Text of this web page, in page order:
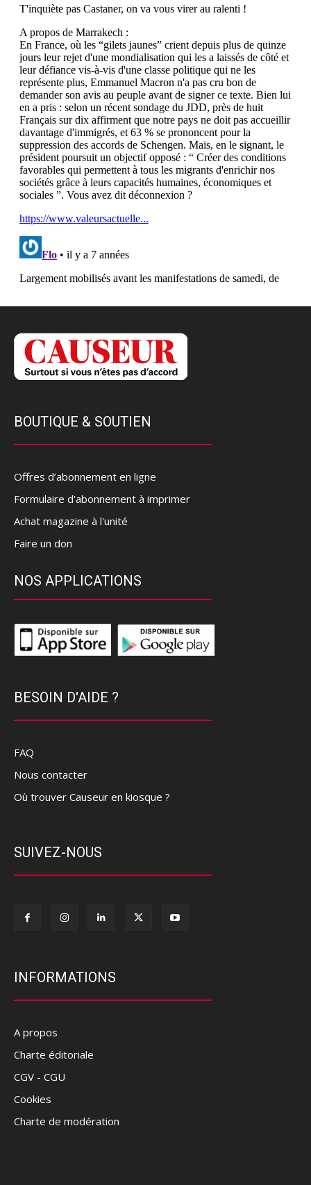
BOUTIQUE & SOUTIEN
Offres d’abonnement en ligne
Formulaire d'abonnement à imprimer
Achat magazine à l'unité
Faire un don
NOS APPLICATIONS
BESOIN D'AIDE ?
FAQ
Nous contacter
Où trouver Causeur en kiosque ?
SUIVEZ-NOUS
INFORMATIONS
A propos
Charte éditoriale
CGV - CGU
Cookies
Charte de modération